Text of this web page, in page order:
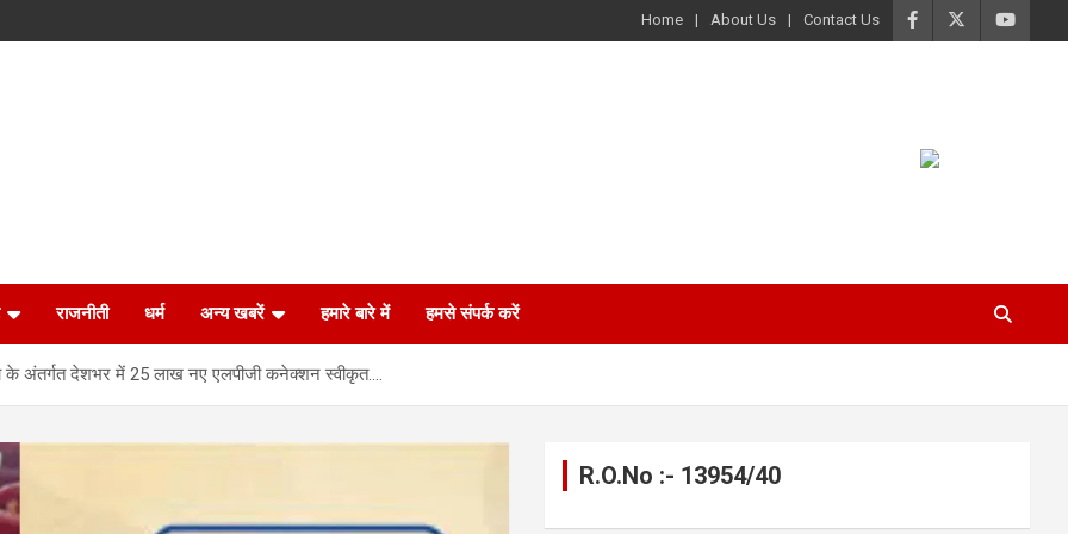
Home About Us Contact Us
राजनीती धर्म अन्य खबरें हमारे बारे में हमसे संपर्क करें
के अंतर्गत देशभर में 25 लाख नए एलपीजी कनेक्शन स्वीकृत….
R.O.No :- 13954/40